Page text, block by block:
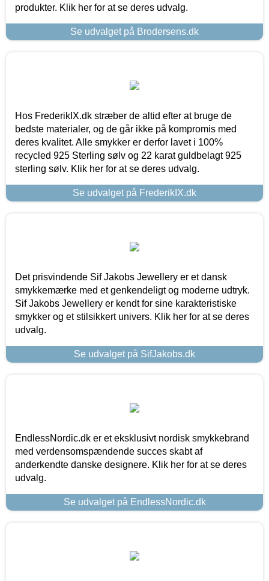
produkter. Klik her for at se deres udvalg.
Se udvalget på Brodersens.dk
Hos FrederikIX.dk stræber de altid efter at bruge de
bedste materialer, og de går ikke på kompromis med
deres kvalitet. Alle smykker er derfor lavet i 100%
recycled 925 Sterling sølv og 22 karat guldbelagt 925
sterling sølv. Klik her for at se deres udvalg.
Se udvalget på FrederikIX.dk
Det prisvindende Sif Jakobs Jewellery er et dansk
smykkemærke med et genkendeligt og moderne udtryk.
Sif Jakobs Jewellery er kendt for sine karakteristiske
smykker og et stilsikkert univers. Klik her for at se deres
udvalg.
Se udvalget på SifJakobs.dk
EndlessNordic.dk er et eksklusivt nordisk smykkebrand
med verdensomspændende succes skabt af
anderkendte danske designere. Klik her for at se deres
udvalg.
Se udvalget på EndlessNordic.dk